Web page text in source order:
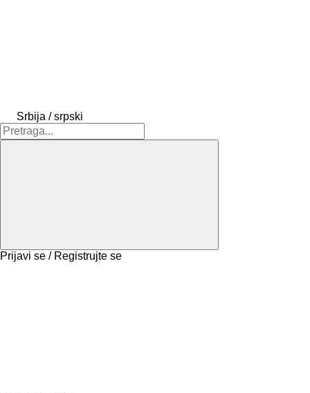
Srbija / srpski
Prijavi se / Registrujte se